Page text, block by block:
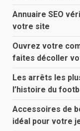
Annuaire SEO
votre site
Ouvrez votre
faites décoller
Les arrêts les
l’histoire du
Accessoires de
idéal pour votre